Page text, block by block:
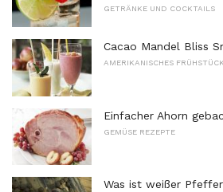
GETRÄNKE UND COCKTAILS
Cacao Mandel Bliss
AMERIKANISCHES FRÜHSTÜCK
Einfacher Ahorn
GEMÜSE REZEPTE
Was ist weißer